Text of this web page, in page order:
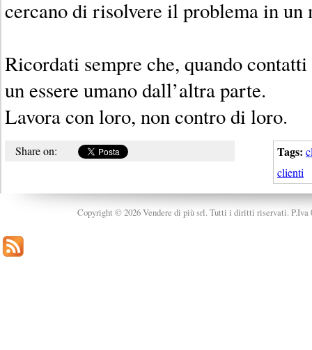
cercano di risolvere il problema in un
Ricordati sempre che, quando
un essere umano dall’altra parte.
Lavora con loro, non contro di loro.
Tags:
clienti
Share on:
Copyright © 2026 Vendere di più srl. Tutti i diritti riservati. P.Iva